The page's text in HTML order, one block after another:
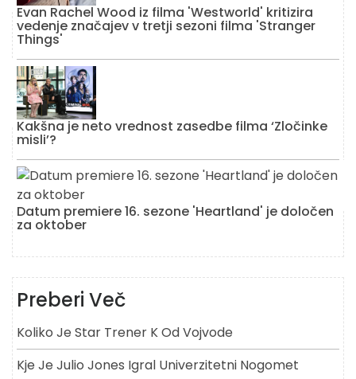
Evan Rachel Wood iz filma 'Westworld' kritizira
vedenje značajev v tretji sezoni filma 'Stranger
Things'
Kakšna je neto vrednost zasedbe filma ‘Zločinke
misli’?
Datum premiere 16. sezone 'Heartland' je določen
za oktober
Preberi Več
Koliko Je Star Trener K Od Vojvode
Kje Je Julio Jones Igral Univerzitetni Nogomet